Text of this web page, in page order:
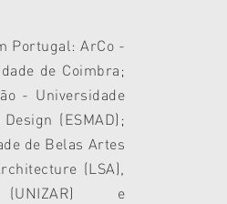
Portugal: ArCo -
de Coimbra;
- Universidade
(ESMAD);
de Belas Artes
(LSA),
e